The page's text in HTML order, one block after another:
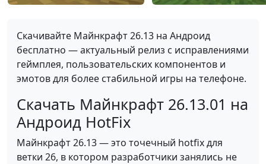
Скачивайте Майнкрафт 26.13 на Андроид
бесплатно — актуальный релиз с исправлениями
геймплея, пользовательских компонентов и
эмотов для более стабильной игры на телефоне.
Скачать Майнкрафт 26.13.01 на
Андроид HotFix
Майнкрафт 26.13 — это точечный hotfix для
ветки 26, в котором разработчики занялись не